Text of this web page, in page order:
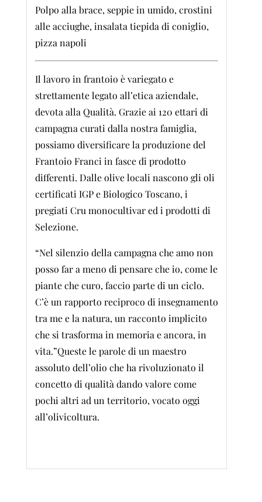
Polpo alla brace, seppie in umido, crostini
alle acciughe, insalata tiepida di coniglio,
pizza napoli
Il lavoro in frantoio è variegato e
strettamente legato all’etica aziendale,
devota alla Qualità. Grazie ai 120 ettari di
campagna curati dalla nostra famiglia,
possiamo diversificare la produzione del
Frantoio Franci in fasce di prodotto
differenti. Dalle olive locali nascono gli oli
certificati IGP e Biologico Toscano, i
pregiati Cru monocultivar ed i prodotti di
Selezione.
“Nel silenzio della campagna che amo non
posso far a meno di pensare che io, come le
piante che curo, faccio parte di un ciclo.
C’è un rapporto reciproco di insegnamento
tra me e la natura, un racconto implicito
che si trasforma in memoria e ancora, in
vita.”Queste le parole di un maestro
assoluto dell’olio che ha rivoluzionato il
concetto di qualità dando valore come
pochi altri ad un territorio, vocato oggi
all’olivicoltura.